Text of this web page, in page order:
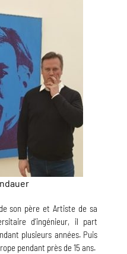
son père et Artiste de sa
d’ingénieur, il part
plusieurs années. Puis
pendant près de 15 ans.